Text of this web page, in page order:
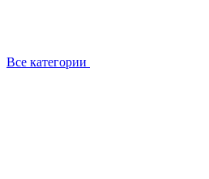
Все категории